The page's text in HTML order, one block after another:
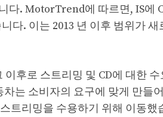
다. MotorTrend에 따르면, IS에
다. 이는 2013 년 이후 범위가 새
후로 스트리밍 및 CD에 대한 수
는 소비자의 요구에 맞게 만들
트리밍을 수용하기 위해 이동했